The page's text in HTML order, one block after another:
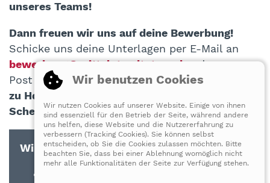
unseres Teams!
Dann freuen wir uns auf deine Bewerbung!
Schicke uns deine Unterlagen per E-Mail an
bewerbung@mittelstaedt-trau.de oder per
Post an Vermessungsbüro Mittelstädt & Trau,
zu Hd. Herr Trau, Vareler Weg 24, 27383
Scheeßel.
Wir bilden aus
Wir benutzen Cookies
Wir nutzen Cookies auf unserer Website. Einige von ihnen
sind essenziell für den Betrieb der Seite, während andere
uns helfen, diese Website und die Nutzererfahrung zu
verbessern (Tracking Cookies). Sie können selbst
entscheiden, ob Sie die Cookies zulassen möchten. Bitte
beachten Sie, dass bei einer Ablehnung womöglich nicht
mehr alle Funktionalitäten der Seite zur Verfügung stehen.